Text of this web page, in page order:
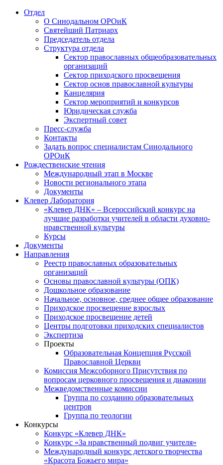
Отдел
О Синодальном ОРОиК
Святейший Патриарх
Председатель отдела
Структура отдела
Сектор православных общеобразовательных
организаций
Сектор приходского просвещения
Сектор основ православной культуры
Канцелярия
Сектор мероприятий и конкурсов
Юридическая служба
Экспертный совет
Пресс-служба
Контакты
Задать вопрос специалистам Синодального
ОРОиК
Рождественские чтения
Международный этап в Москве
Новости регионального этапа
Документы
Клевер Лаборатория
«Клевер ДНК» – Всероссийский конкурс на
лучшие разработки учителей в области духовно-
нравственной культуры
Курсы
Документы
Направления
Реестр православных образовательных
организаций
Основы православной культуры (ОПК)
Дошкольное образование
Начальное, основное, среднее общее образование
Приходское просвещение взрослых
Приходское просвещение детей
Центры подготовки приходских специалистов
Экспертиза
Проекты
Образовательная Концепция Русской
Православной Церкви
Комиссия Межсоборного Присутствия по
вопросам церковного просвещения и диаконии
Межведомственные комиссии
Группа по созданию образовательных
центров
Группа по теологии
Конкурсы
Конкурс «Клевер ДНК»
Конкурс «За нравственный подвиг учителя»
Международный конкурс детского творчества
«Красота Божьего мира»